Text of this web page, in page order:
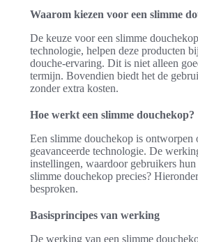
Waarom kiezen voor een slimme
De keuze voor een slimme
technologie, helpen deze producten
douche-ervaring. Dit is niet alleen
termijn. Bovendien biedt het de
zonder extra kosten.
Hoe werkt een slimme douchekop?
Een slimme douchekop is ontworpen
geavanceerde technologie. De
instellingen, waardoor gebruikers
slimme douchekop precies?
besproken.
Basisprincipes van werking
De werking van een slimme